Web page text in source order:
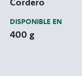
DISPONIBLE EN
400 g